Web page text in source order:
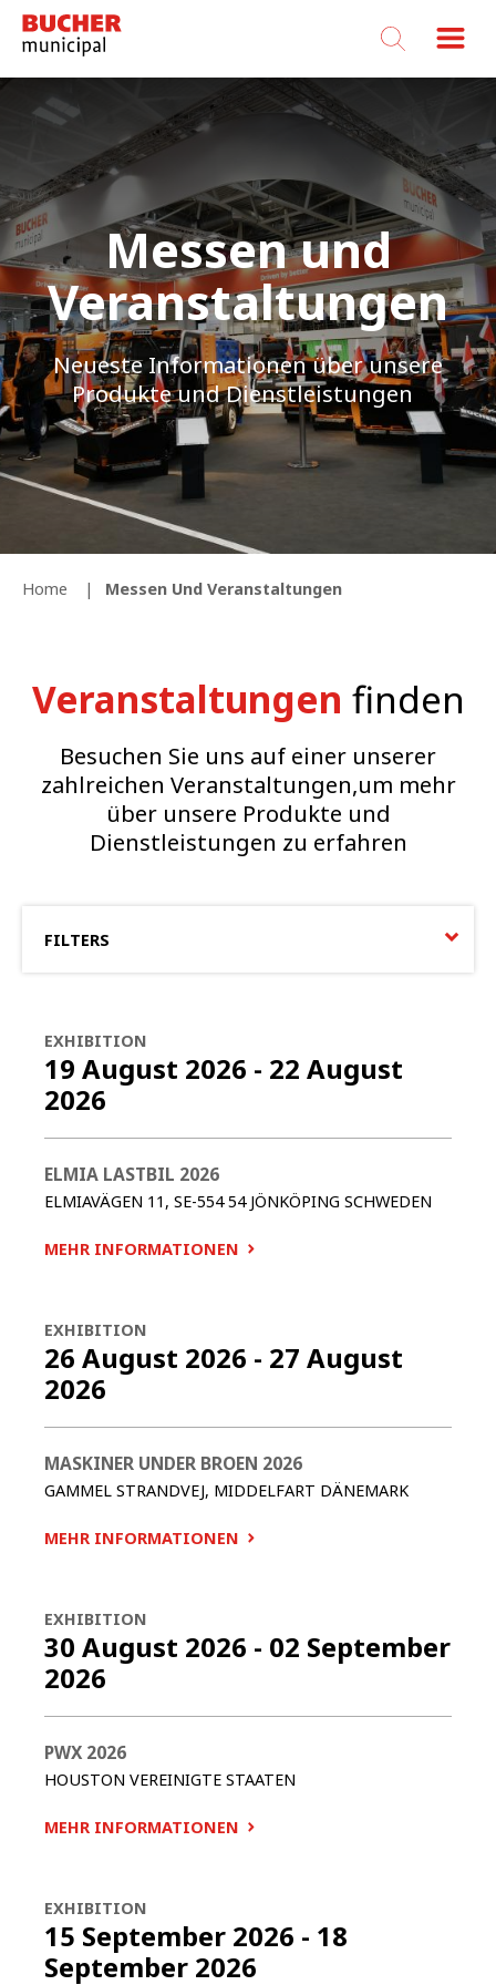
Bucher
Municipal
Messen und
Veranstaltungen
Neueste Informationen über unsere
Produkte und Dienstleistungen
Home Messen Und Veranstaltungen
Veranstaltungen finden
Besuchen Sie uns auf einer unserer
zahlreichen Veranstaltungen,um mehr
über unsere Produkte und
Dienstleistungen zu erfahren
FILTERS
EXHIBITION
19 August 2026 - 22 August
2026
ELMIA LASTBIL 2026
ELMIAVÄGEN 11, SE-554 54 JÖNKÖPING SCHWEDEN
MEHR INFORMATIONEN
EXHIBITION
26 August 2026 - 27 August
2026
MASKINER UNDER BROEN 2026
GAMMEL STRANDVEJ, MIDDELFART DÄNEMARK
MEHR INFORMATIONEN
EXHIBITION
30 August 2026 - 02 September
2026
PWX 2026
HOUSTON VEREINIGTE STAATEN
MEHR INFORMATIONEN
EXHIBITION
15 September 2026 - 18
September 2026